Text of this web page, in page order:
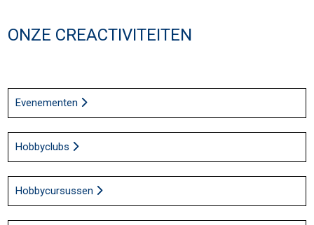
ONZE CREACTIVITEITEN
Evenementen
Hobbyclubs
Hobbycursussen